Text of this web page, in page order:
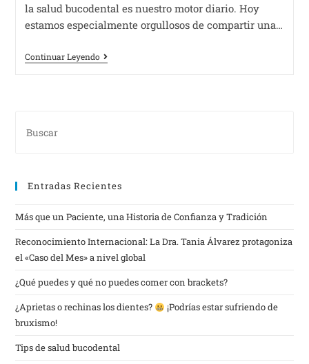
la salud bucodental es nuestro motor diario. Hoy
estamos especialmente orgullosos de compartir una…
Continuar Leyendo
Entradas Recientes
Más que un Paciente, una Historia de Confianza y Tradición
Reconocimiento Internacional: La Dra. Tania Álvarez protagoniza
el «Caso del Mes» a nivel global
¿Qué puedes y qué no puedes comer con brackets?
¿Aprietas o rechinas los dientes?
¡Podrías estar sufriendo de
bruxismo!
Tips de salud bucodental